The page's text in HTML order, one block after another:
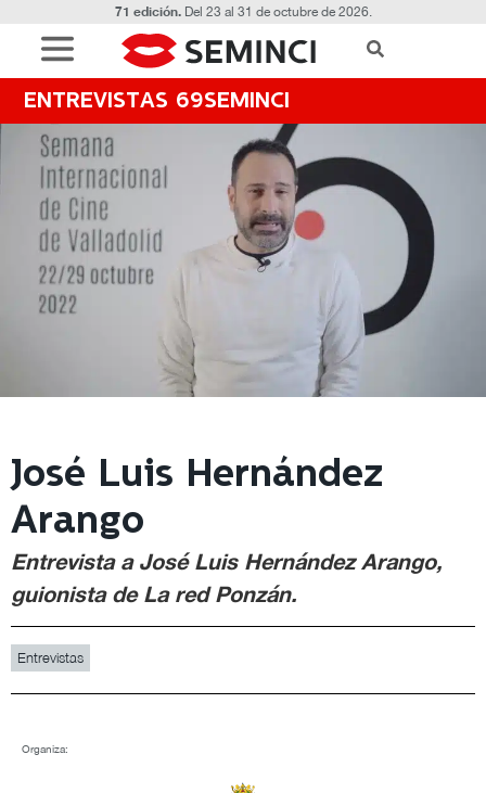
71 edición.Del 23 al 31 de octubre de 2026.
ENTREVISTAS 69SEMINCI
José Luis Hernández
Arango
Entrevista a José Luis Hernández Arango,
guionista de La red Ponzán.
Entrevistas
Organiza: